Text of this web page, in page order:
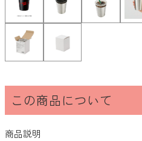
価格帯から探す
100円以下
201〜300円
301〜400円
この商品について
商品説明